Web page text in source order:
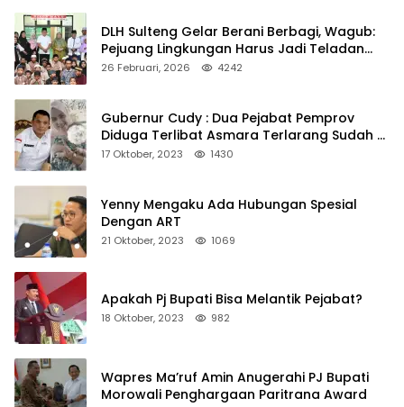
DLH Sulteng Gelar Berani Berbagi, Wagub:
Pejuang Lingkungan Harus Jadi Teladan
Kepedulian
26 Februari, 2026 4242
Gubernur Cudy : Dua Pejabat Pemprov
Diduga Terlibat Asmara Terlarang Sudah di
Non Job
17 Oktober, 2023 1430
Yenny Mengaku Ada Hubungan Spesial
Dengan ART
21 Oktober, 2023 1069
Apakah Pj Bupati Bisa Melantik Pejabat?
18 Oktober, 2023 982
Wapres Ma’ruf Amin Anugerahi PJ Bupati
Morowali Penghargaan Paritrana Award